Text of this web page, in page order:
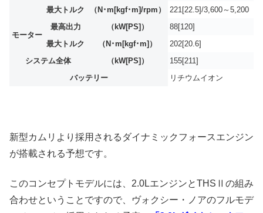
最大トルク
（N･m[kgf･m]/rpm） 221[22.5]/3,600～5,200
モーター
最高出力 （kW[PS]）
88[120]
最大トルク
（N･m[kgf･m]）
202[20.6]
システム全体
（kW[PS]）
155[211]
バッテリー
リチウムイオン
新型カムリより採用されるダイナミックフォースエンジン
が搭載される予想です。
このコンセプトモデルには、2.0LエンジンとTHSⅡの組み
合わせということですので、ヴォクシー・ノアのフルモデ